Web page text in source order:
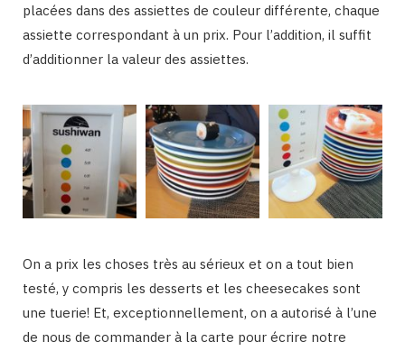
placées dans des assiettes de couleur différente, chaque
assiette correspondant à un prix. Pour l’addition, il suffit
d’additionner la valeur des assiettes.
On a prix les choses très au sérieux et on a tout bien
testé, y compris les desserts et les cheesecakes sont
une tuerie! Et, exceptionnellement, on a autorisé à l’une
de nous de commander à la carte pour écrire notre